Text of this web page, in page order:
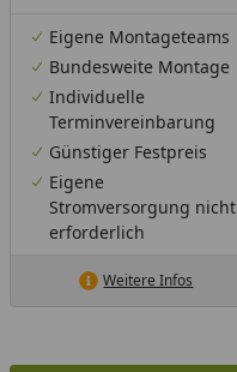
Eigene Montageteams
Bundesweite Montage
Individuelle
Terminvereinbarung
Günstiger Festpreis
Eigene
Stromversorgung nicht
erforderlich
Weitere Infos